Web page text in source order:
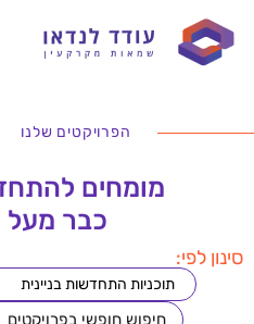
הפרויקטים שלנו
מומחים
כבר מעל 15 שנה
סינון לפי: